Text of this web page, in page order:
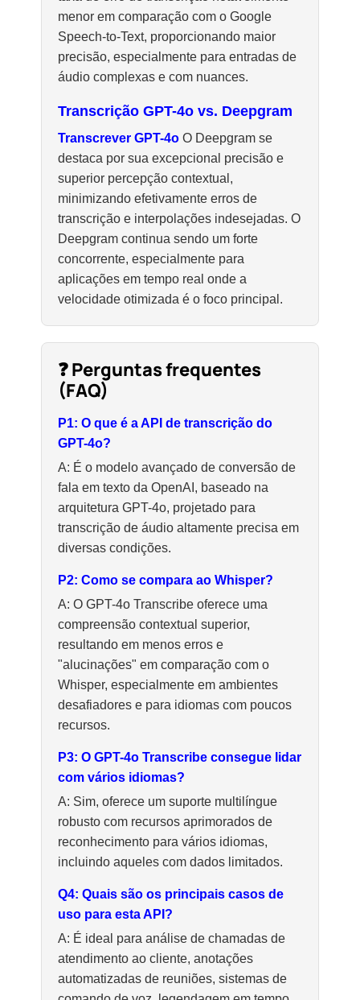
menor em comparação com o Google
Speech-to-Text, proporcionando maior
precisão, especialmente para entradas de
áudio complexas e com nuances.
Transcrição GPT-4o vs. Deepgram
Transcrever GPT-4o O Deepgram se
destaca por sua excepcional precisão e
superior percepção contextual,
minimizando efetivamente erros de
transcrição e interpolações indesejadas. O
Deepgram continua sendo um forte
concorrente, especialmente para
aplicações em tempo real onde a
velocidade otimizada é o foco principal.
❓ Perguntas frequentes
(FAQ)
P1: O que é a API de transcrição do
GPT-4o?
A: É o modelo avançado de conversão de
fala em texto da OpenAI, baseado na
arquitetura GPT-4o, projetado para
transcrição de áudio altamente precisa em
diversas condições.
P2: Como se compara ao Whisper?
A: O GPT-4o Transcribe oferece uma
compreensão contextual superior,
resultando em menos erros e
"alucinações" em comparação com o
Whisper, especialmente em ambientes
desafiadores e para idiomas com poucos
recursos.
P3: O GPT-4o Transcribe consegue lidar
com vários idiomas?
A: Sim, oferece um suporte multilíngue
robusto com recursos aprimorados de
reconhecimento para vários idiomas,
incluindo aqueles com dados limitados.
Q4: Quais são os principais casos de
uso para esta API?
A: É ideal para análise de chamadas de
atendimento ao cliente, anotações
automatizadas de reuniões, sistemas de